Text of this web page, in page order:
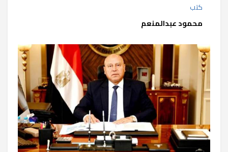
كتب
محمود عبدالمنعم